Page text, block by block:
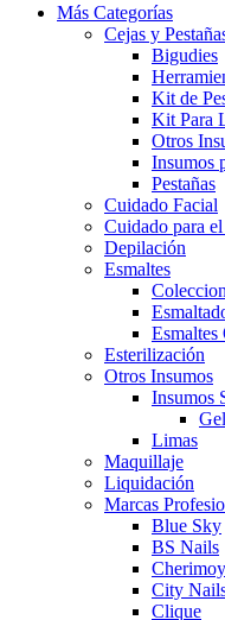
Más Categorías
Cejas y
Bigudies
Kit de
Kit Para
Otros
Insumos
Pestañas
Cuidado Facial
Cuidado para
Depilación
Esmaltes
Esmaltes
Esterilización
Otros Insumos
Insumos
Limas
Maquillaje
Liquidación
Marcas
Blue Sky
BS Nails
City
Clique